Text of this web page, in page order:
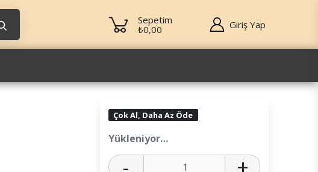
Sepetim
₺0,00
Giriş Yap
Çok Al, Daha Az Öde
Yükleniyor…